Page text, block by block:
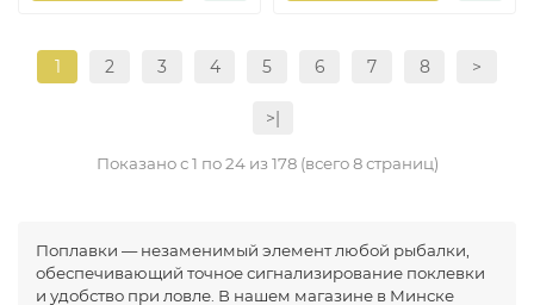
1 2 3 4 5 6 7 8 >
>|
Показано с 1 по 24 из 178 (всего 8 страниц)
Поплавки — незаменимый элемент любой рыбалки,
обеспечивающий точное сигнализирование поклевки
и удобство при ловле. В нашем магазине в Минске